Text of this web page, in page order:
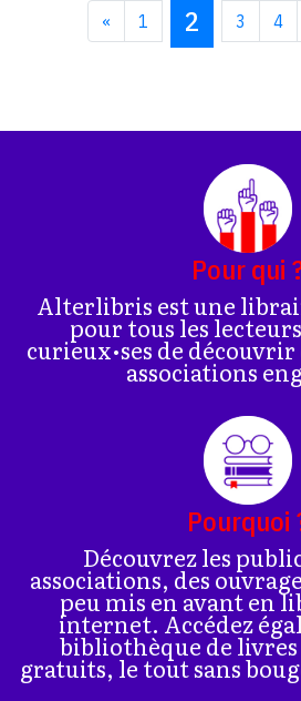
« 1 2 3 4
Pour qui
Alterlibris est une
pour tous les
curieux•ses de découvrir
associations
Pourquoi
Découvrez les
associations, des
peu mis en avant en
internet. Accédez
bibliothèque de
gratuits, le tout sans